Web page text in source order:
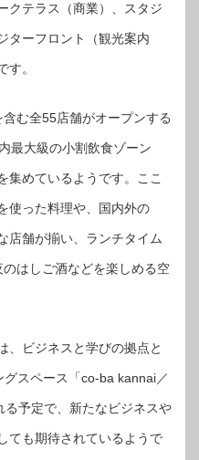
クテラス（商業）、スタジ
ターフロント（観光案内
す。
む全55店舗がオープンする
最大級の小割飲食ゾーン
集めているようです。ここ
使った料理や、国内外の
店舗が揃い、ランチタイム
はしご酒などを楽しめる空
、ビジネスと学びの拠点と
スペース「co-ba kannai／
予定で、新たなビジネスや
ても期待されているようで